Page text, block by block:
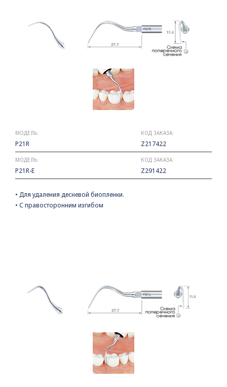
МОДЕЛЬ:
P21R
КОД ЗАКАЗА:
Z217422
МОДЕЛЬ:
P21R-E
КОД ЗАКАЗА:
Z291422
• Для удаления десневой биопленки.
• С правосторонним изгибом